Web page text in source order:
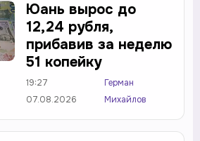
Юань вырос до
12,24 рубля,
прибавив за неделю
51 копейку
19:27
07.08.2026
Герман
Михайлов